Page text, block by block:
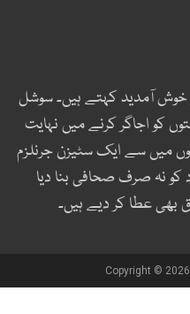
آمدید کہتے ہیں۔ سوشل
اجاگر کرنے میں نہایت
میں سے ایک سٹیزن جرنلزم
نہ صرف صحافی بنا دیا
عطا کر دیے ہیں۔
Copyright ©